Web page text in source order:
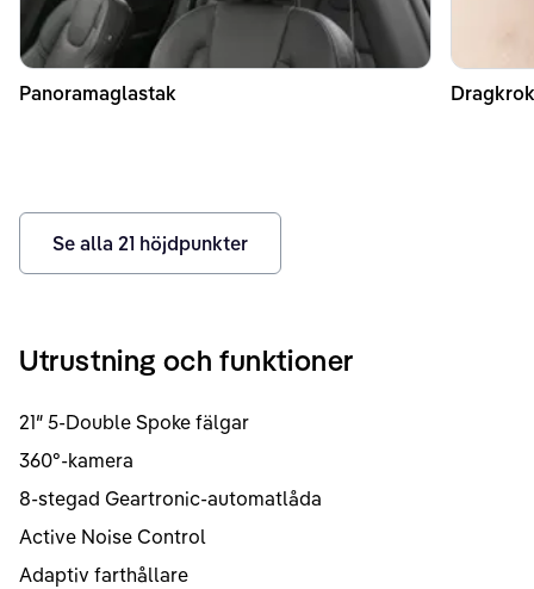
Panoramaglastak
Se alla 21 höjdpunkter
Utrustning och funktioner
21″ 5-Double Spoke fälgar
360°-kamera
8-stegad Geartronic-automatlåda
Active Noise Control
Adaptiv farthållare